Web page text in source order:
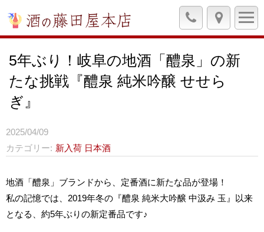
5年ぶり！岐阜の地酒「醴泉」の新
たな挑戦『醴泉 純米吟醸 せせら
ぎ』
2025/04/09
カテゴリー
新入荷 日本酒
地酒「醴泉」ブランドから、定番酒に新たな品が登場！
私の記憶では、2019年冬の『醴泉 純米大吟醸 中汲み 玉』以来
となる、約5年ぶりの新定番品です♪